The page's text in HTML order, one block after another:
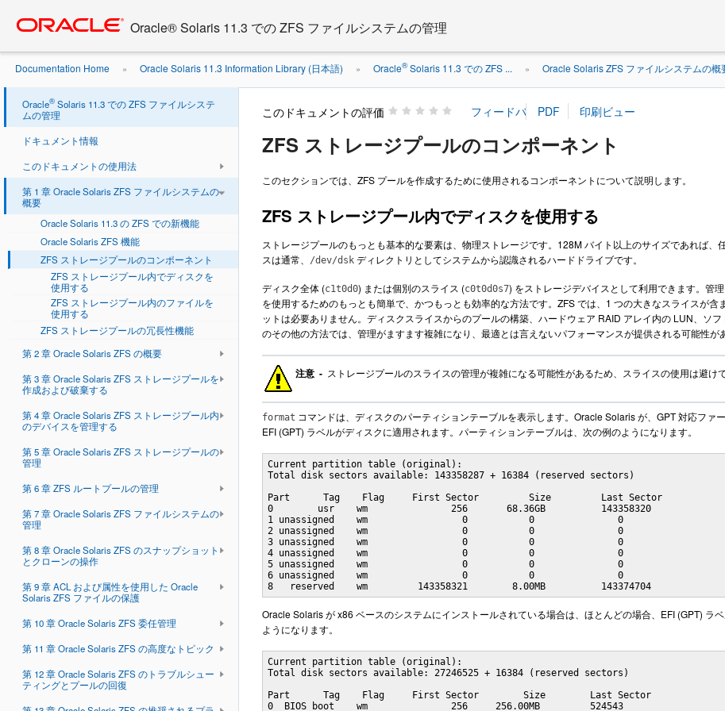
content
Oracle® Solaris 11.3 での ZFS ファイルシステムの管理
Documentation Home » Oracle Solaris 11.3 Information Library (日本語) » Oracle®Solaris 11.3 での ZFS ... » Oracle Solaris ZFS ファイルシステムの概
のコンポーネント
Oracle® Solaris 11.3 での ZFS ファイルシステ
ムの管理
ドキュメント情報
このドキュメントの使用法
第 1 章 Oracle Solaris ZFS ファイルシステムの
概要
Oracle Solaris 11.3 の ZFS での新機能
Oracle Solaris ZFS 機能
ZFS ストレージプールのコンポーネント
ZFS ストレージプール内でディスクを
使用する
ZFS ストレージプール内のファイルを
使用する
ZFS ストレージプールの冗長性機能
第 2 章 Oracle Solaris ZFS の概要
第 3 章 Oracle Solaris ZFS ストレージプールを
作成および破棄する
第 4 章 Oracle Solaris ZFS ストレージプール内
のデバイスを管理する
第 5 章 Oracle Solaris ZFS ストレージプールの
管理
第 6 章 ZFS ルートプールの管理
第 7 章 Oracle Solaris ZFS ファイルシステムの
管理
第 8 章 Oracle Solaris ZFS のスナップショット
とクローンの操作
第 9 章 ACL および属性を使用した Oracle
Solaris ZFS ファイルの保護
第 10 章 Oracle Solaris ZFS 委任管理
第 11 章 Oracle Solaris ZFS の高度なトピック
第 12 章 Oracle Solaris ZFS のトラブルシュー
ティングとプールの回復
このドキュメントの評価
ZFS ストレージプールのコンポーネント
このセクションでは、ZFS プールを作成するために使用されるコンポーネントについて説明します。
ZFS ストレージプール内でディスクを使用する
ストレージプールのもっとも基本的な要素は、物理ストレージです。128M バイト以上のサイズであれば
スは通常、
/dev/dsk ディレクトリとしてシステムから認識されるハードドライブです。
ディスク全体 (c1t0d0) または個別のスライス (c0t0d0s7) をストレージデバイスとして利用できます。管
を使用するためのもっとも簡単で、かつもっとも効率的な方法です。ZFS では、1 つの大きなスライスが
ットは必要ありません。ディスクスライスからのプールの構築、ハードウェア RAID アレイ内の LUN、ソ
のその他の方法では、管理がますます複雑になり、最適とは言えないパフォーマンスが提供される可能性が
注意 - ストレージプールのスライスの管理が複雑になる可能性があるため、スライスの使用は避けて
format コマンドは、ディスクのパーティションテーブルを表示します。Oracle Solaris が、GPT 対応ファ
EFI (GPT) ラベルがディスクに適用されます。パーティションテーブルは、次の例のようになります。
Current partition table (original):
Total disk sectors available: 143358287 + 16384 (reserved sectors)
Part      Tag    Flag     First Sector         Size         Last Sector
0        usr    wm               256       68.36GB          143358320
1 unassigned    wm                 0           0               0
2 unassigned    wm                 0           0               0
3 unassigned    wm                 0           0               0
4 unassigned    wm                 0           0               0
5 unassigned    wm                 0           0               0
6 unassigned    wm                 0           0               0
8   reserved    wm         143358321        8.00MB          143374704
Oracle Solaris が x86 ベースのシステムにインストールされている場合は、ほとんどの場合、EFI (GPT)
ようになります。
Current partition table (original):
Total disk sectors available: 27246525 + 16384 (reserved sectors)
Part      Tag    Flag     First Sector        Size        Last Sector
0  BIOS_boot    wm               256     256.00MB         524543